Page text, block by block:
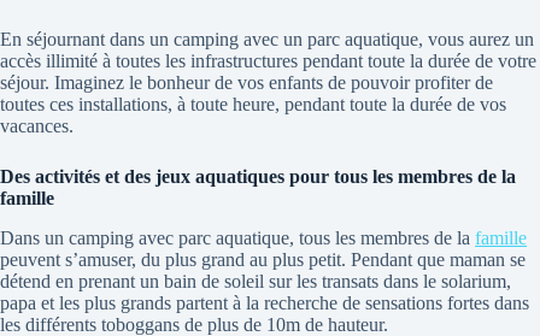
En séjournant dans un camping avec un parc aquatique, vous aurez un
accès illimité à toutes les infrastructures pendant toute la durée de votre
séjour. Imaginez le bonheur de vos enfants de pouvoir profiter de
toutes ces installations, à toute heure, pendant toute la durée de vos
vacances.
Des activités et des jeux aquatiques pour tous les membres de la
famille
Dans un camping avec parc aquatique, tous les membres de la famille
peuvent s’amuser, du plus grand au plus petit. Pendant que maman se
détend en prenant un bain de soleil sur les transats dans le solarium,
papa et les plus grands partent à la recherche de sensations fortes dans
les différents toboggans de plus de 10m de hauteur.